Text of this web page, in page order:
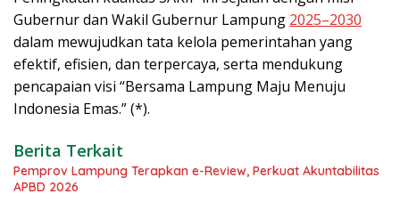
Gubernur dan Wakil Gubernur Lampung 2025–2030
dalam mewujudkan tata kelola pemerintahan yang
efektif, efisien, dan terpercaya, serta mendukung
pencapaian visi “Bersama Lampung Maju Menuju
Indonesia Emas.” (*).
Berita Terkait
Pemprov Lampung Terapkan e-Review, Perkuat Akuntabilitas
APBD 2026